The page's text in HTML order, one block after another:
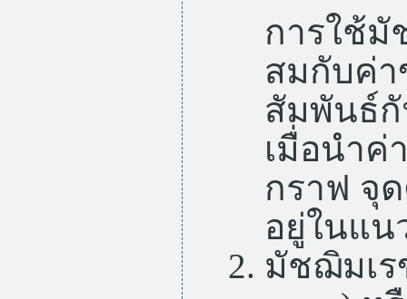
การใช้
สมกับค่
สัมพันธ์กั
เมื่อนำค่
กราฟ จุ
อยู่ในแน
มัชฌิมเร